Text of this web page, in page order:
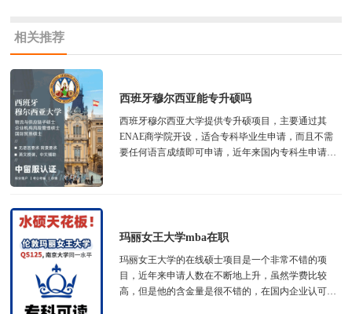
相关推荐
西班牙穆尔西亚能专升硕吗
‌西班牙穆尔西亚大学提供专升硕项目‌，主要通过其
ENAE商学院开设，适合专科毕业生申请，而且不需
要任何语言成绩即可申请，近年来国内专科生申请人
玛丽女王大学mba在职
玛丽女王大学的在线硕士项目是一个非常不错的项
目，近年来申请人数在不断地上升，虽然学费比较
高，但是他的含金量是很不错的，在国内企业认可度